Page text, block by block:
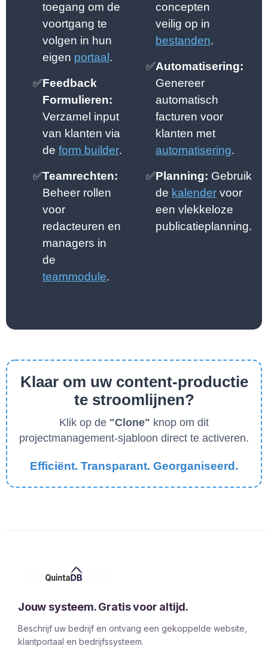
toegang om de
voortgang te
volgen in hun
eigen portaal .
✅Feedback
Formulieren:
Verzamel input
van klanten via
de form builder.
✅Teamrechten:
Beheer rollen
voor
redacteuren en
managers in
de
teammodule.
concepten
veilig op in
bestanden.
✅Automatisering:
Genereer
automatisch
facturen voor
klanten met
automatisering.
✅Planning: Gebruik
de kalender voor
een vlekkeloze
publicatieplanning.
Klaar om uw content-productie
te stroomlijnen?
Klik op de "Clone" knop om dit
projectmanagement-sjabloon direct te activeren.
Efficiënt. Transparant. Georganiseerd.
Jouw systeem. Gratis voor altijd.
Beschrijf uw bedrijf en ontvang een gekoppelde website,
klantportaal en bedrijfssysteem.